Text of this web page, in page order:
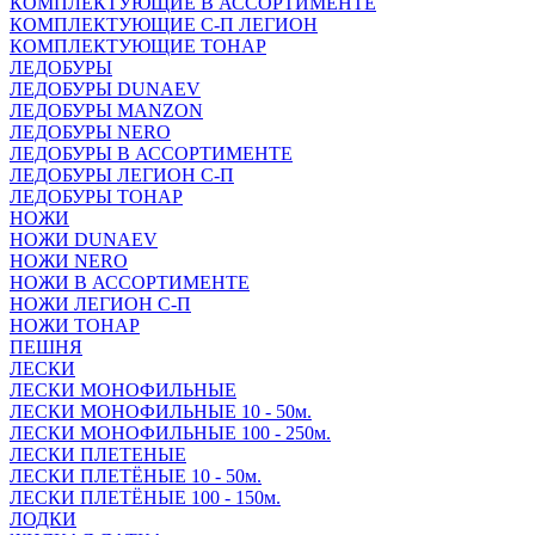
КОМПЛЕКТУЮЩИЕ С-П ЛЕГИОН
КОМПЛЕКТУЮЩИЕ ТОНАР
ЛЕДОБУРЫ
ЛЕДОБУРЫ DUNAEV
ЛЕДОБУРЫ MANZON
ЛЕДОБУРЫ NERO
ЛЕДОБУРЫ В АССОРТИМЕНТЕ
ЛЕДОБУРЫ ЛЕГИОН С-П
ЛЕДОБУРЫ ТОНАР
НОЖИ
НОЖИ DUNAEV
НОЖИ NERO
НОЖИ В АССОРТИМЕНТЕ
НОЖИ ЛЕГИОН С-П
НОЖИ ТОНАР
ПЕШНЯ
ЛЕСКИ
ЛЕСКИ МОНОФИЛЬНЫЕ
ЛЕСКИ МОНОФИЛЬНЫЕ 10 - 50м.
ЛЕСКИ МОНОФИЛЬНЫЕ 100 - 250м.
ЛЕСКИ ПЛЕТЕНЫЕ
ЛЕСКИ ПЛЕТЁНЫЕ 10 - 50м.
ЛЕСКИ ПЛЕТЁНЫЕ 100 - 150м.
ЛОДКИ